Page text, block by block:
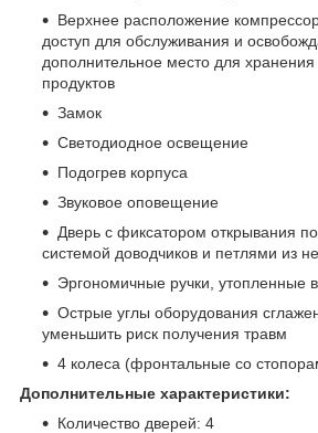
Верхнее расположение
доступ для обслуживания и
дополнительное место для хранения
продуктов
Замок
Светодиодное освещение
Подогрев корпуса
Звуковое оповещение
Дверь с фиксатором открывания
системой доводчиков и петлями из
Эргономичные ручки, утопленные
Острые углы оборудования
уменьшить риск получения травм
4 колеса (фронтальные со
Дополнительные характеристики:
Количество дверей: 4